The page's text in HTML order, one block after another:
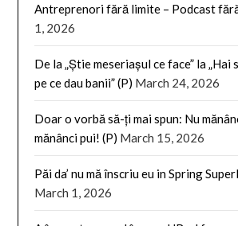
Antreprenori fără limite – Podcast
1, 2026
De la „Știe meseriașul ce face” la „Hai
pe ce dau banii” (P) March 24, 2026
Doar o vorbă să-ți mai spun: Nu
mănânci pui! (P) March 15, 2026
Păi da’ nu mă înscriu eu in Spring
March 1, 2026